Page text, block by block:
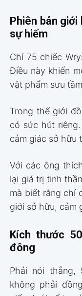
Phiên bản giới
sự hiếm
Chỉ 75 chiếc
Điều này khiến
vật phẩm sưu
Trong thế giới
có sức hút
cảm giác sở hữu
Với các ông
lại giá trị tinh
mà biết rằng chỉ
giới sở hữu, cảm
Kích thước
đông
Phải nói thẳng,
không phải